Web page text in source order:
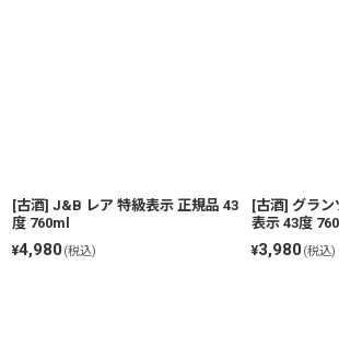
[古酒] J&B レア 特級表示 正規品 43
度 760ml
¥4,980(税込)
[古酒] グラ
表示 43度
¥3,980(税込)